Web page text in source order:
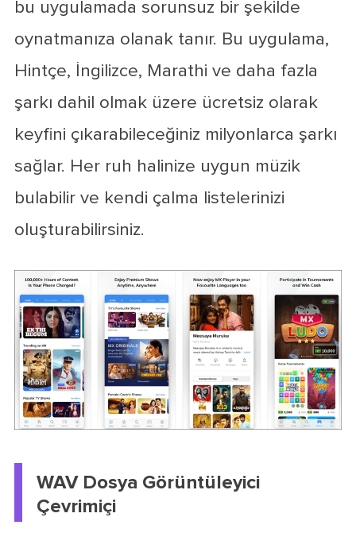
bu uygulamada sorunsuz bir şekilde
oynatmanıza olanak tanır. Bu uygulama,
Hintçe, İngilizce, Marathi ve daha fazla
şarkı dahil olmak üzere ücretsiz olarak
keyfini çıkarabileceğiniz milyonlarca şarkı
sağlar. Her ruh halinize uygun müzik
bulabilir ve kendi çalma listelerinizi
oluşturabilirsiniz.
WAV Dosya Görüntüleyici
Çevrimiçi